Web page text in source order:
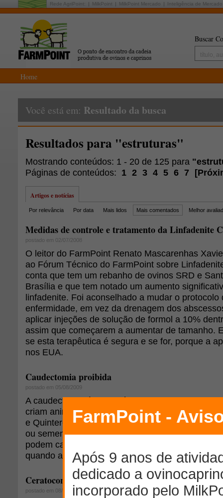
Rede AgriPoint: MilkPoint MilkPoint Mercado Inteligência de Mercado
Buscar
Home
Você está em: Resultado da busca
Resultados para "estruturas"
Mostrando conteúdos: 1 - 20 de 125 para
Páginas de conteúdos: 1 2 3 4 5 6 7 [
Artigos e notícias
Por relevância Por data Mais lidos Mais comentados Melhor
Medidas de controle e tratamento da Linfadenite
postado em 02/07/2008
O leitor do FarmPoint Renato Mascarenhas
ao Fórum Técnico do FarmPoint sobre
conta que tem um rebanho de ovinos SRD e
Brasília e que tem notado um aumento
linfadenite. Foi aconselhado a mudar o protocolo
enfermidade, em vez da drenagem dos
aplicar injeções de solução de formol a 10%
assim que começarem a aumentar de tamanho.
se esta terapêutica é segura e se for, porque a
nos EUA.
Caudectomia proibida
postado em 05/08/2009
A caudectomia é uma prática recomendada
criam animais de lã pelos seguintes motivos,
e Quintero (1989): "a fim de evitar-se o acúmulo
ou sementes na parte posterior do animal, já
podem causar infecções e bicheiras; facilitar a
quando as fêmeas estão em idade reprodutiva".
Ceratoconjuntivite infecciosa em ovinos e caprinos
postado em 08/09/2009